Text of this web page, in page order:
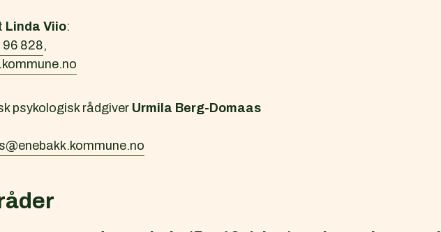
Linda Viio:
96 828,
psykologisk rådgiver Urmila Berg-Domaas